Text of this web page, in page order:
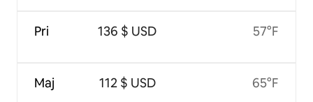
Pri
Maj
136 $ USD
112 $ USD
57°F
65°F